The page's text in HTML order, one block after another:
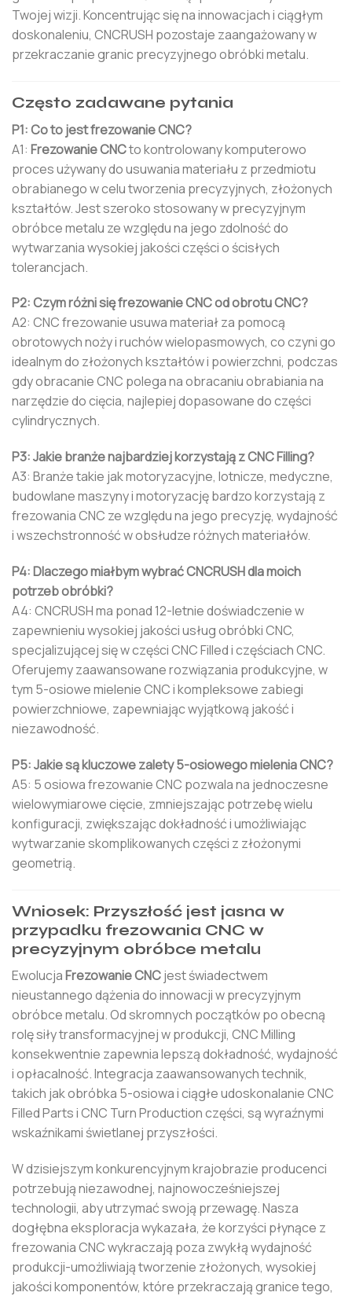
Twojej wizji. Koncentrując się na innowacjach i ciągłym
doskonaleniu, CNCRUSH pozostaje zaangażowany w
przekraczanie granic precyzyjnego obróbki metalu.
Często zadawane pytania
P1: Co to jest frezowanie CNC?
A1: Frezowanie CNCto kontrolowany komputerowo
proces używany do usuwania materiału z przedmiotu
obrabianego w celu tworzenia precyzyjnych, złożonych
kształtów. Jest szeroko stosowany w precyzyjnym
obróbce metalu ze względu na jego zdolność do
wytwarzania wysokiej jakości części o ścisłych
tolerancjach.
P2: Czym różni się frezowanie CNC od obrotu CNC?
A2: CNC frezowanie usuwa materiał za pomocą
obrotowych noży i ruchów wielopasmowych, co czyni go
idealnym do złożonych kształtów i powierzchni, podczas
gdy obracanie CNC polega na obracaniu obrabiania na
narzędzie do cięcia, najlepiej dopasowane do części
cylindrycznych.
P3: Jakie branże najbardziej korzystają z CNC Filling?
A3: Branże takie jak motoryzacyjne, lotnicze, medyczne,
budowlane maszyny i motoryzację bardzo korzystają z
frezowania CNC ze względu na jego precyzję, wydajność
i wszechstronność w obsłudze różnych materiałów.
P4: Dlaczego miałbym wybrać CNCRUSH dla moich
potrzeb obróbki?
A4: CNCRUSH ma ponad 12-letnie doświadczenie w
zapewnieniu wysokiej jakości usług obróbki CNC,
specjalizującej się w części CNC Filled i częściach CNC.
Oferujemy zaawansowane rozwiązania produkcyjne, w
tym 5-osiowe mielenie CNC i kompleksowe zabiegi
powierzchniowe, zapewniając wyjątkową jakość i
niezawodność.
P5: Jakie są kluczowe zalety 5-osiowego mielenia CNC?
A5: 5 osiowa frezowanie CNC pozwala na jednoczesne
wielowymiarowe cięcie, zmniejszając potrzebę wielu
konfiguracji, zwiększając dokładność i umożliwiając
wytwarzanie skomplikowanych części z złożonymi
geometrią.
Wniosek: Przyszłość jest jasna w
przypadku frezowania CNC w
precyzyjnym obróbce metalu
EwolucjaFrezowanie CNCjest świadectwem
nieustannego dążenia do innowacji w precyzyjnym
obróbce metalu. Od skromnych początków po obecną
rolę siły transformacyjnej w produkcji, CNC Milling
konsekwentnie zapewnia lepszą dokładność, wydajność
i opłacalność. Integracja zaawansowanych technik,
takich jak obróbka 5-osiowa i ciągłe udoskonalanie CNC
Filled Parts i CNC Turn Production części, są wyraźnymi
wskaźnikami świetlanej przyszłości.
W dzisiejszym konkurencyjnym krajobrazie producenci
potrzebują niezawodnej, najnowocześniejszej
technologii, aby utrzymać swoją przewagę. Nasza
dogłębna eksploracja wykazała, że ​​korzyści płynące z
frezowania CNC wykraczają poza zwykłą wydajność
produkcji-umożliwiają tworzenie złożonych, wysokiej
jakości komponentów, które przekraczają granice tego,